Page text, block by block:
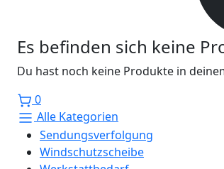
Es befinden sich keine
Du hast noch keine Produkte in
0
Alle Kategorien
Sendungsverfolgung
Windschutzscheibe